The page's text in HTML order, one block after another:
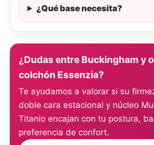
¿Qué base necesita?
¿Dudas entre Buckingham y
colchón Essenzia?
Te ayudamos a valorar si su
doble cara estacional y núcleo
Titanio encajan con tu postura,
preferencia de confort.